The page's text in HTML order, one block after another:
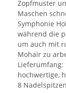
Zopfmuster
Maschen
Symphonie
während die
um auch mit
Mohair zu
Lieferumfang:
hochwertige,
8